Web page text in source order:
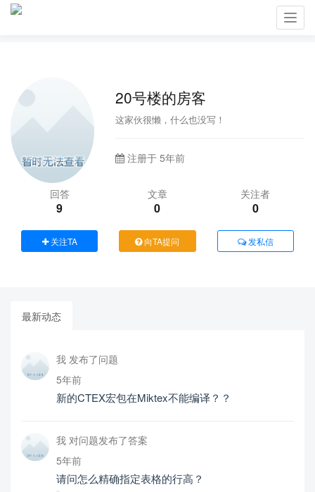
20号楼的房客
这家伙很懒，什么也没写！
注册于 5年前
回答
9
文章
0
关注者
0
关注TA 向TA提问 发私信
最新动态
我 发布了问题
5年前
新的CTEX宏包在Miktex不能编译？？
我 对问题发布了答案
5年前
请问怎么精确指定表格的行高？